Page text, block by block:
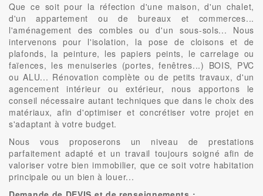
Que ce soit pour la réfection d'une maison, d'un chalet,
d'un appartement ou de bureaux et commerces...
l'aménagement des combles ou d'un sous-sols... Nous
intervenons pour l'isolation, la pose de cloisons et de
plafonds, la peinture, les papiers peints, le carrelage ou
faïences, les menuiseries (portes, fenêtres...) BOIS, PVC
ou ALU... Rénovation complète ou de petits travaux, d'un
agencement intérieur ou extérieur, nous apportons le
conseil nécessaire autant techniques que dans le choix des
matériaux, afin d'optimiser et concrétiser votre projet en
s'adaptant à votre budget.
Nous vous proposerons un niveau de prestations
parfaitement adapté et un travail toujours soigné afin de
valoriser votre bien immobilier, que ce soit votre habitation
principale ou un bien à louer...